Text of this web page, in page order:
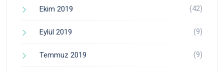
Ekim 2019 (42)
Eylül 2019 (9)
Temmuz 2019 (9)